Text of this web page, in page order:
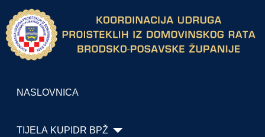
NASLOVNICA
TIJELA KUPIDR BPŽ